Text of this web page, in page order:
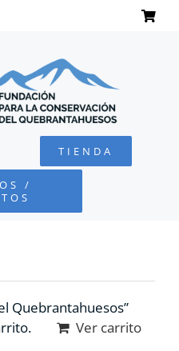
TIENDA
/
Quebrantahuesos”
Ver carrito